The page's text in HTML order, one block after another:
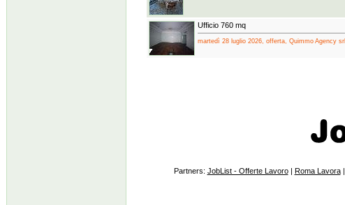
Ufficio 760 mq
martedì 28 luglio 2026, offerta, Quimmo Agency srl
Partners: JobList - Offerte Lavoro| Roma Lavora|